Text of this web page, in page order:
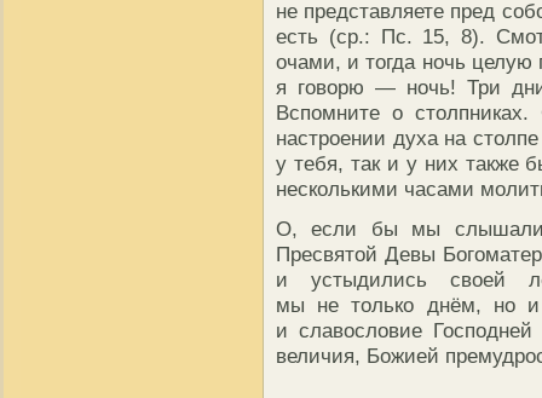
не представляете пред
есть (ср.: Пс. 15, 8).
очами, и тогда ночь целую
я говорю — ночь! Три
Вспомните о
настроении духа на
у тебя, так и у них также
несколькими часами
О, если бы мы
Пресвятой Девы
и устыдились своей
мы не только днём, но
и славословие
величия, Божией